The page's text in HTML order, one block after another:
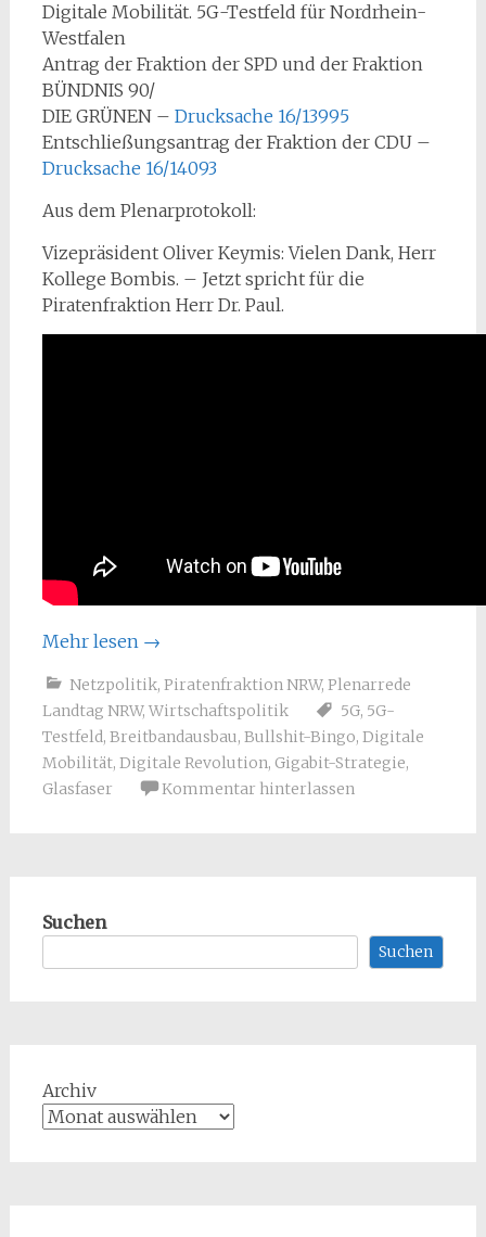
Digitale Mobilität. 5G-Testfeld für Nordrhein-
Westfalen
Antrag der Fraktion der SPD und der Fraktion
BÜNDNIS 90/
DIE GRÜNEN – Drucksache 16/13995
Entschließungsantrag der Fraktion der CDU –
Drucksache 16/14093
Aus dem Plenarprotokoll:
Vizepräsident Oliver Keymis: Vielen Dank, Herr
Kollege Bombis. – Jetzt spricht für die
Piratenfraktion Herr Dr. Paul.
Mehr lesen →
Netzpolitik, Piratenfraktion NRW, Plenarrede
Landtag NRW, Wirtschaftspolitik 5G, 5G-
Testfeld, Breitbandausbau, Bullshit-Bingo, Digitale
Mobilität, Digitale Revolution, Gigabit-Strategie,
Glasfaser
Kommentar hinterlassen
Suchen
Suchen
Archiv